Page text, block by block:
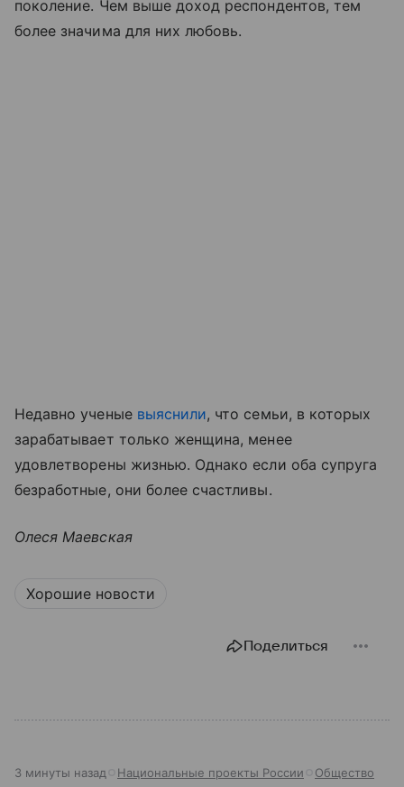
поколение. Чем выше доход респондентов, тем
более значима для них любовь.
Недавно ученые выяснили, что семьи, в которых
зарабатывает только женщина, менее
удовлетворены жизнью. Однако если оба супруга
безработные, они более счастливы.
Олеся Маевская
Хорошие новости
Поделиться
3 минуты назад Национальные проекты России Общество